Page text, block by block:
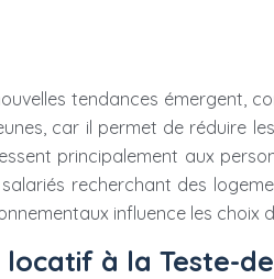
tendances émergent,
car il permet de réduire
principalement aux
recherchant des
influence les
à la Teste-